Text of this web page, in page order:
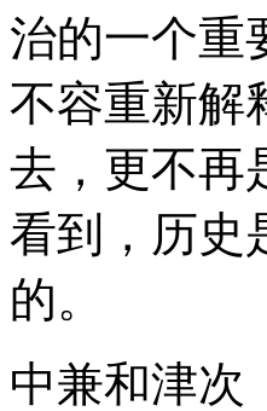
治的一个重
不容重新解
去，更不再
看到，历史
的。
中兼和津次